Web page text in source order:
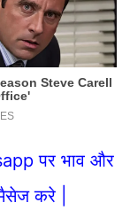
पर भाव और
करे |